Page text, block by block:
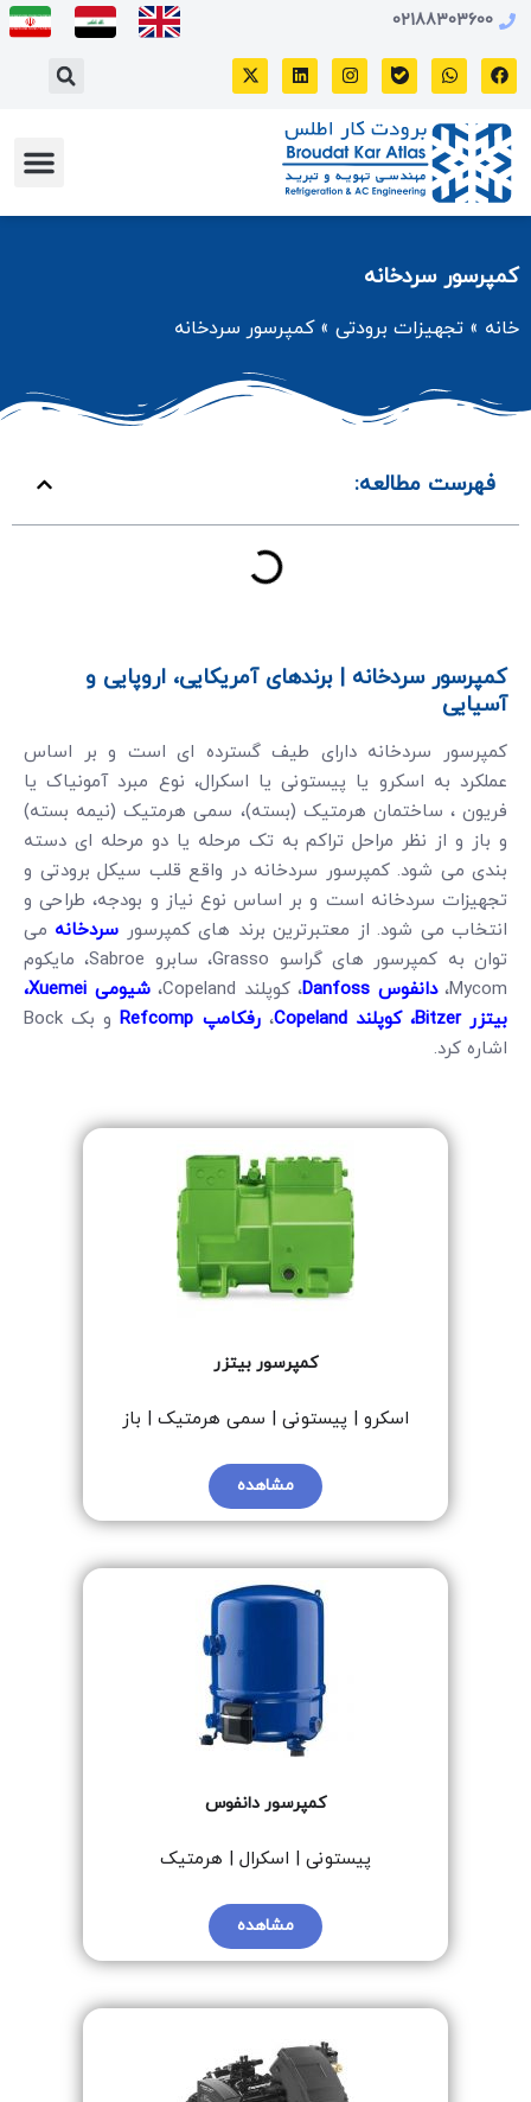
02188303600
کمپرسور سردخانه
خانه » تجهیزات برودتی »کمپرسور سردخانه
فهرست مطالعه:
کمپرسور سردخانه | برندهای آمریکایی، اروپایی و
آسیایی
کمپرسور سردخانه دارای طیف گسترده ای است و بر اساس
عملکرد به اسکرو یا پیستونی یا اسکرال، نوع مبرد آمونیاک یا
فریون ، ساختمان هرمتیک (بسته)، سمی هرمتیک (نیمه بسته)
و باز و از نظر مراحل تراکم به تک مرحله یا دو مرحله ای دسته
بندی می شود. کمپرسور سردخانه در واقع قلب سیکل برودتی و
تجهیزات سردخانه است و بر اساس نوع نیاز و بودجه، طراحی و
انتخاب می شود. از معتبرترین برند های کمپرسور سردخانه می
توان به کمپرسور های گراسو Grasso، سابرو Sabroe، مایکوم
Mycom، دانفوس Danfoss ، کوپلند Copeland، شیومی Xuemei،
بیتزر Bitzer
، کوپلند Copeland ،رفکامپ Refcomp
و بک Bock
اشاره کرد.
کمپرسور بیتزر
اسکرو | پیستونی | سمی هرمتیک | باز
مشاهده
کمپرسور دانفوس
پیستونی | اسکرال | هرمتیک
مشاهده